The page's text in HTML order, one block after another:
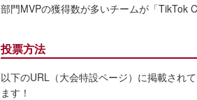
部門MVPの獲得数が多いチームが「TikTok
投票方法
以下のURL（大会特設ページ）に掲載され
ます！